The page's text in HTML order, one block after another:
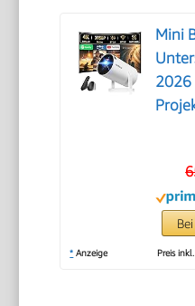
Mini
2026
180
* Anzeige Preis